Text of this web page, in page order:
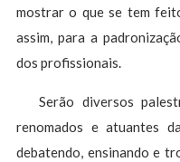
mostrar o que se tem
assim, para a
dos profissionais.
Serão diversos
renomados e atuantes
debatendo, ensinando e